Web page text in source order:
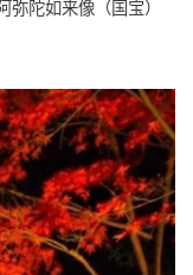
陀如来像（国宝）